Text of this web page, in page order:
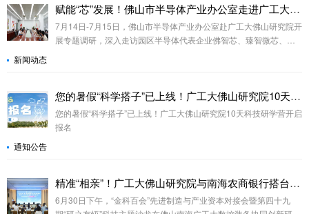
赋能“芯”发展！佛山市半导体产业办公室走进广工大佛山研究院探索产业协同新路径
7月14日-7月15日，佛山市半导体产业办公室赴广工大佛山研究院开
展专题调研，深入走访园区半导体代表企业佛智芯、臻智微芯、紫
新闻动态
您的暑假“科学搭子”已上线！广工大佛山研究院10天科技研学营开启报名
您的暑假“科学搭子”已上线！广工大佛山研究院10天科技研学营开启
报名
通知公告
精准“相亲”！广工大佛山研究院与南海农商银行搭台，优质项目觅“伯乐”
6月30日下午，“金科百会”先进制造与产业资本对接会暨第四十九